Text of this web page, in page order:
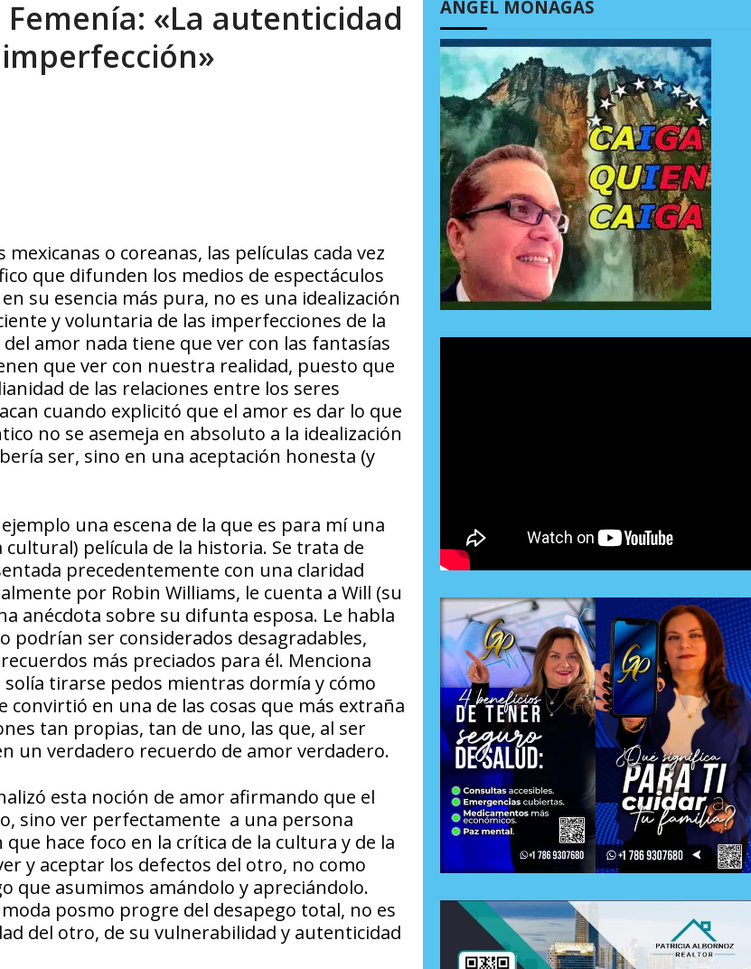
costo del colapso eléctrico en... AGOSTO 7, 2026
«La autenticidad
o coreanas, las películas cada vez
que difunden los medios de espectáculos
su esencia más pura, no es una idealización
y voluntaria de las imperfecciones de la
amor nada tiene que ver con las fantasías
que ver con nuestra realidad, puesto que
de las relaciones entre los seres
cuando explicitó que el amor es dar lo que
no se asemeja en absoluto a la idealización
ser, sino en una aceptación honesta (y
una escena de la que es para mí una
película de la historia. Se trata de
precedentemente con una claridad
por Robin Williams, le cuenta a Will (su
anécdota sobre su difunta esposa. Le habla
podrían ser considerados desagradables,
más preciados para él. Menciona
tirarse pedos mientras dormía y cómo
convirtió en una de las cosas que más extraña
tan propias, tan de uno, las que, al ser
un verdadero recuerdo de amor verdadero.
esta noción de amor afirmando que el
sino ver perfectamente a una persona
hace foco en la crítica de la cultura y de la
y aceptar los defectos del otro, no como
que asumimos amándolo y apreciándolo.
posmo progre del desapego total, no es
del otro, de su vulnerabilidad y autenticidad
ÁNGEL MONAGAS